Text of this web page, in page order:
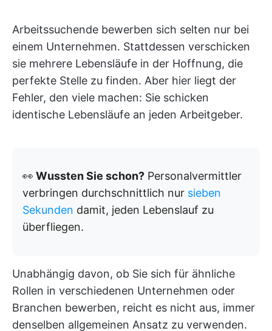
Arbeitssuchende bewerben sich selten nur bei
einem Unternehmen. Stattdessen verschicken
sie mehrere Lebensläufe in der Hoffnung, die
perfekte Stelle zu finden. Aber hier liegt der
Fehler, den viele machen: Sie schicken
identische Lebensläufe an jeden Arbeitgeber.
👀 Wussten Sie schon? Personalvermittler
verbringen durchschnittlich nur sieben
Sekunden damit, jeden Lebenslauf zu
überfliegen.
Unabhängig davon, ob Sie sich für ähnliche
Rollen in verschiedenen Unternehmen oder
Branchen bewerben, reicht es nicht aus, immer
denselben allgemeinen Ansatz zu verwenden.